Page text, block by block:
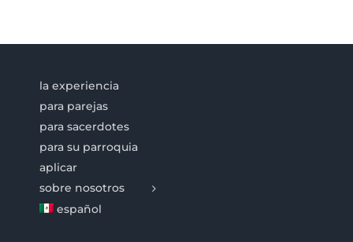
la experiencia
para parejas
para sacerdotes
para su parroquia
aplicar
sobre nosotros
español